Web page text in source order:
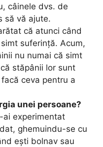
câinele dvs. de
să vă ajute.
că atunci când
suferință. Acum,
nu numai că simt
stăpânii lor sunt
ceva pentru a
unei persoane?
ai experimentat
ghemuindu-se cu
ești bolnav sau